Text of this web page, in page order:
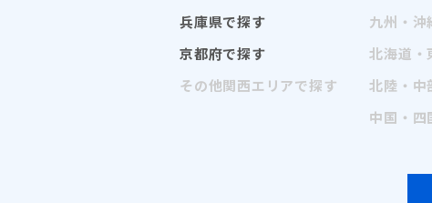
兵庫県で探す
京都府で探す
その他関西エリアで探す
九州・沖
北海道・
北陸・中
中国・四